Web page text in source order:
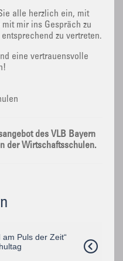
alle herzlich ein, mit
mir ins Gespräch zu
zu vertreten.
eine vertrauensvolle
des VLB Bayern
der Wirtschaftsschulen.
am Puls der Zeit“